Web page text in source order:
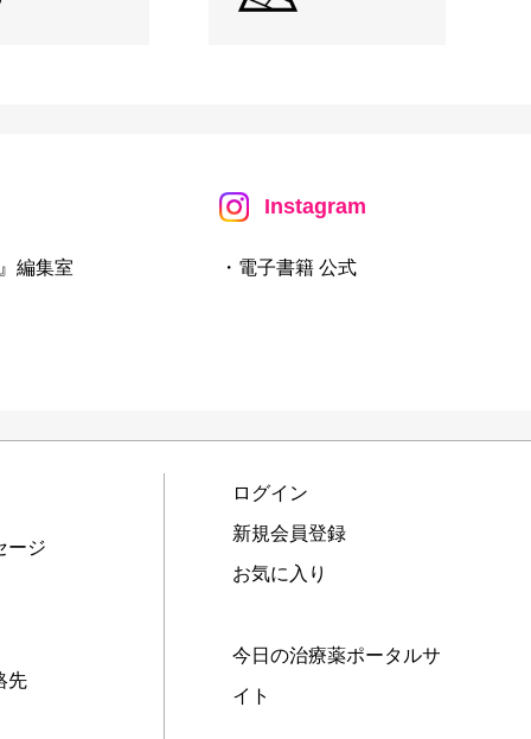
編集室
Instagram
・電子書籍 公式
ージ
先
ログイン
新規会員登録
お気に入り
今日の治療薬ポータルサ
イト